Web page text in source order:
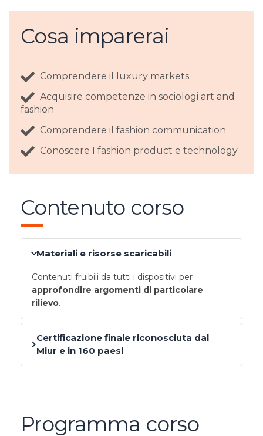
Cosa imparerai
Comprendere il luxury markets
Acquisire competenze in sociologi art and
fashion
Comprendere il fashion communication
Conoscere I fashion product e technology
Contenuto corso
Materiali e risorse scaricabili
Contenuti fruibili da tutti i dispositivi per
approfondire argomenti di particolare
rilievo.
Certificazione finale riconosciuta dal
Miur e in 160 paesi
Programma corso